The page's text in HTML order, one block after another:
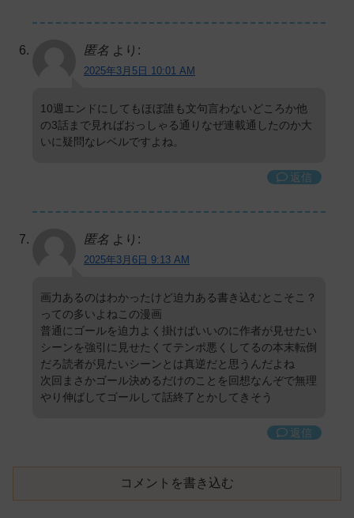
匿名 より:
2025年3月5日 10:01 AM
10週エンドにしてもほぼ誰も文句言わないどころか他
の3話まで見ればおっしゃる通りなぜ連載通したのか大
いに疑問なレベルですよね。
返信
匿名 より:
2025年3月6日 9:13 AM
画力あるのはわかったけど迫力ある書き込むとこそこ？
っての多いよねこの漫画
普通にゴールを迫力よく掛けばいいのに作者が見せたい
シーンを強引に見せたくてテンポ悪くしてるの本末転倒
だろ読者が見たいシーンとは真逆だと思うんだよね
次回まさかゴール決めるだけのことを回想なんぞで無理
やり伸ばしてゴールして話終了とかしてきそう
返信
コメントを書き込む